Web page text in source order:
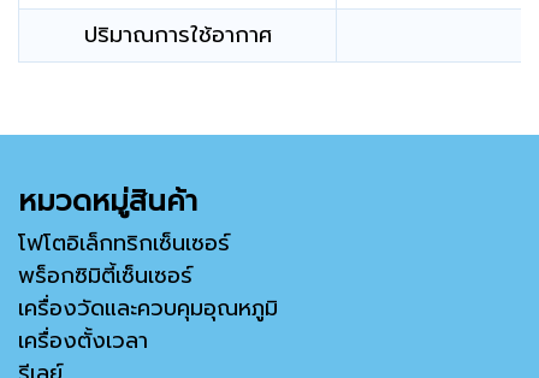
ปริมาณการใช้อากาศ
หมวดหมู่สินค้า
โฟโตอิเล็กทริกเซ็นเซอร์
พร็อกซิมิตี้เซ็นเซอร์
เครื่องวัดและควบคุมอุณหภูมิ
เครื่องตั้งเวลา